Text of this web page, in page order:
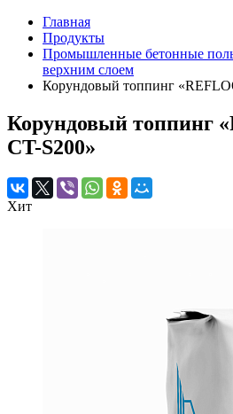
Главная
Продукты
Промышленные бетонные
верхним слоем
Корундовый топпинг
Корундовый топпинг
CT-S200»
Хит